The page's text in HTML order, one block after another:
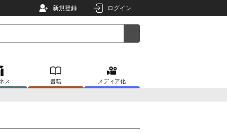
新規登録 ログイン
ス 書籍 メディア化